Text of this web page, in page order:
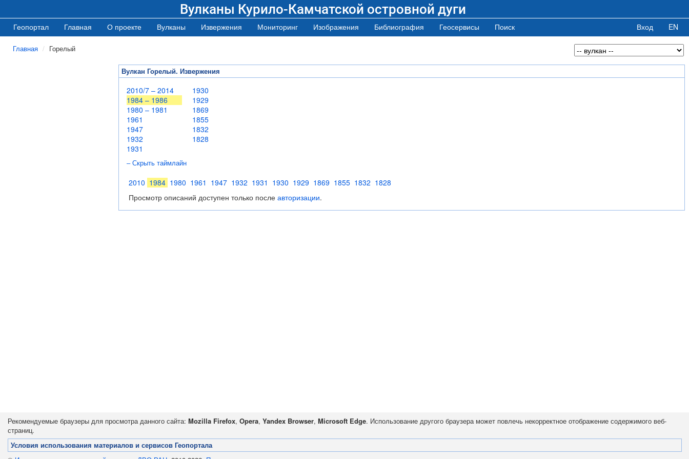
Вулканы Курило-Камчатской островной дуги
Геопортал Главная О проекте Вулканы Извержения Мониторинг Изображения Библиография Геосервисы Поиск Вход EN
Главная Горелый
Вулкан Горелый. Извержения
2010/7 – 2014
1984 – 1986
1980 – 1981
1961
1947
1932
1931
1930
1929
1869
1855
1832
1828
– Скрыть таймлайн
2010 1984 1980 1961 1947 1932 1931 1930 1929 1869 1855 1832 1828
Просмотр описаний доступен только после авторизации.
Рекомендуемые браузеры для просмотра данного сайта: Mozilla Firefox, Opera, Yandex Browser, Microsoft Edge. Использование другого браузера может повлечь некорректное отображение содержимого веб-
страниц.
Условия использования материалов и сервисов Геопортала